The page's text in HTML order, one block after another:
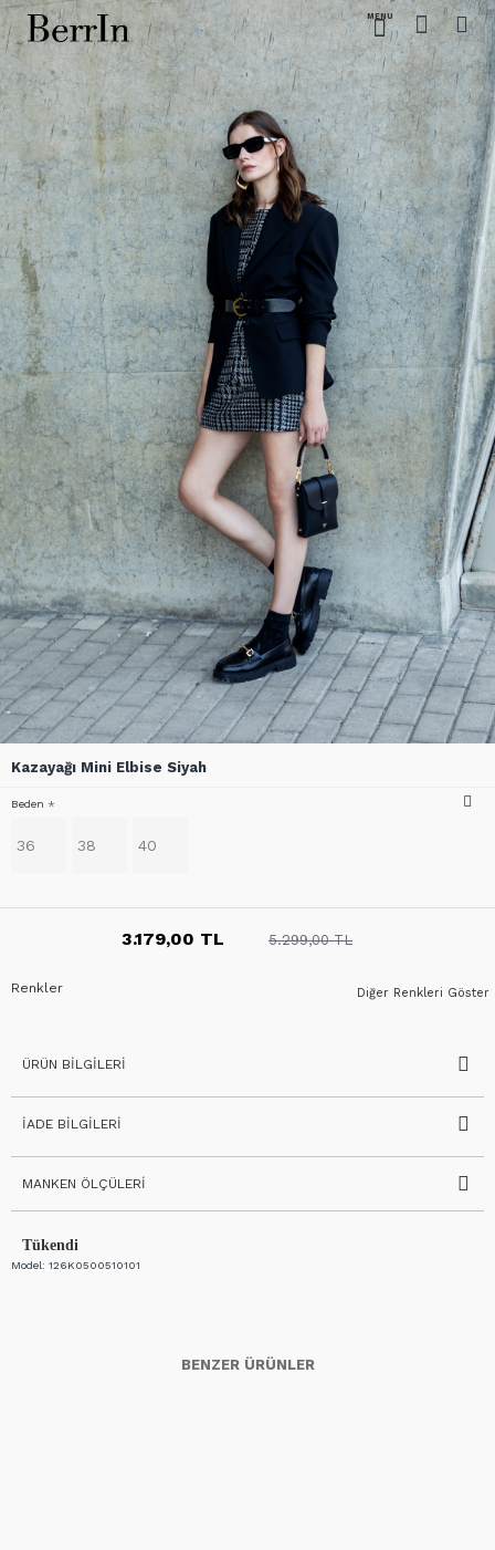
Kazayağı Mini Elbise Siyah
Tükendi
Model: 126K0500510101
3.179,00 TL 5.299,00 TL
Beden
36 38 40
Diğer Renkleri Göster
Renkler
ÜRÜN BILGILERI
İADE BILGILERI
MANKEN ÖLÇÜLERI
BENZER ÜRÜNLER